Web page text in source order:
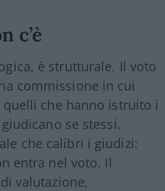
c’è
è strutturale. Il voto
commissione in cui
che hanno istruito i
se stessi.
che calibri i giudizi:
entra nel voto. Il
valutazione,